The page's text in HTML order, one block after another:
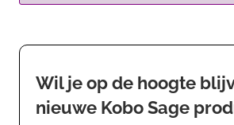
Wil je op de hoogte
nieuwe Kobo Sage